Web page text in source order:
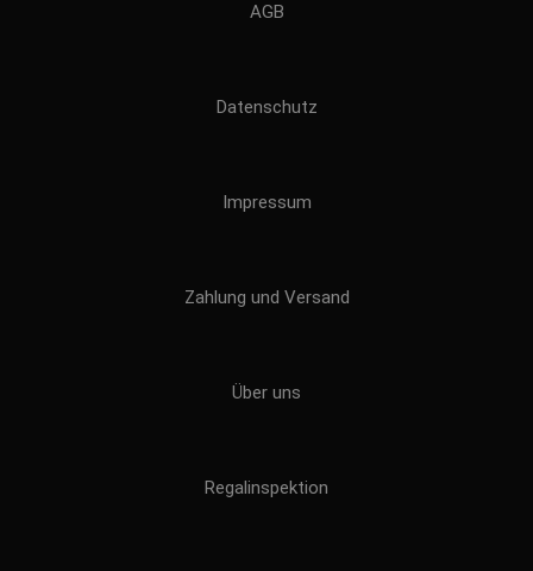
AGB
Datenschutz
Impressum
Zahlung und Versand
Über uns
Regalinspektion